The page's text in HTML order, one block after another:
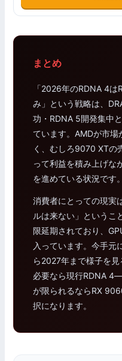
まとめ
「2026年のRDNA 4
み」という戦略は、
功・RDNA 5開発集中
ています。AMDが市
く、むしろ9070 XTの
って利益を積み上げな
を進めている状況です。
消費者にとっての現実
ルは来ない」というこ
限延期されており、
入っています。今手元
ら2027年まで様子を
必要なら現行RDNA
が限られるならRX
択になります。